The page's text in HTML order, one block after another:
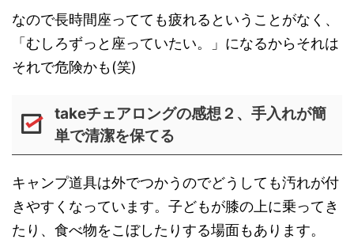
なので長時間座ってても疲れるということがなく、
「むしろずっと座っていたい。」になるからそれは
それで危険かも(笑)
takeチェアロングの感想２、手入れが簡
単で清潔を保てる
キャンプ道具は外でつかうのでどうしても汚れが付
きやすくなっています。子どもが膝の上に乗ってき
たり、食べ物をこぼしたりする場面もあります。